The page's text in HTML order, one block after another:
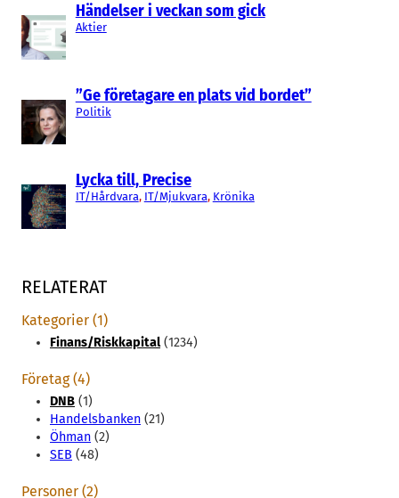
Händelser i veckan som gick
Aktier
”Ge företagare en plats vid bordet”
Politik
Lycka till, Precise
IT/Hårdvara, IT/Mjukvara, Krönika
RELATERAT
Kategorier (1)
Finans/Riskkapital(1234)
Företag (4)
DNB (1)
Handelsbanken (21)
Öhman (2)
SEB (48)
Personer (2)